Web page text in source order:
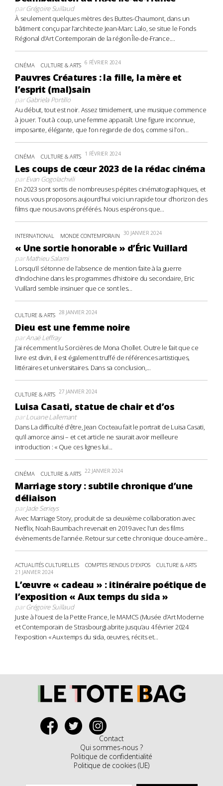
parGrégoire Suillaud
À seulement quelques mètres des Buttes-Chaumont, dans un
bâtiment conçu par l’architecte Jean-Marc Lalo, se situe le Fonds
Régional d’Art Contemporain de la région Île-de-France....
CINÉMA CULTURE & ARTS 6 FÉVRIER 2024
Pauvres Créatures : la fille, la mère et
l’esprit (mal)sain
parGabriela Portillo
Au début, tout est noir. Assez timidement, une musique commence
à jouer. Tout à coup, une femme apparaît. Une figure inconnue,
imposante, élégante, que l’on regarde de dos, comme si l’on...
CINÉMA CULTURE & ARTS 1 FÉVRIER 2024
Les coups de cœur 2023 de la rédac cinéma
parEvan Gogolachvili
En 2023 sont sortis de nombreuses pépites cinématographiques, et
nous vous proposons aujourd’hui voici un rapide tour d’horizon des
films que nous avons préférés. Nous espérons que...
INTERNATIONAL MONDE CONTEMPORAIN 30 JANVIER 2024
« Une sortie honorable » d’Éric Vuillard
parMathieu Salami
Lorsqu’il s’étonne de l’absence de mention faite à la guerre
d’Indochine dans les programmes d’histoire du secondaire, Eric
Vuillard semble insinuer que ce sont les...
CULTURE & ARTS 28 JANVIER 2024
Dieu est une femme noire
parAnaë Leffray
J’ai récemment lu Sorcières de Mona Chollet. Outre le fait que ce
livre est divin, il est également truffé de références artistiques,
littéraires et universitaires. Dans sa conclusion,...
CULTURE & ARTS 27 JANVIER 2024
Luisa Casati, statue de chair et d’os
parLouane Lallemant
Dans La difficulté d’être, Jean Cocteau fait le portrait de Luisa Casati,
qu’il amorce ainsi – et cet article ne saurait avoir meilleure
introduction : « Que ces lignes lui...
CINÉMA CULTURE & ARTS 22 JANVIER 2024
Marriage story : subtile chronique d’une
déliaison
parJade Serieys
Avec Marriage Story, produit de sa deuxième collaboration avec
Netflix, Noah Baumbach revenait en 2019 avec l’un des films
évènements de l’année. Retour sur cette chronique douce-amère...
ACTUALITÉS CULTURELLES COMPTES RENDUS D'EXPOS CULTURE & ARTS
21 JANVIER 2024
L’œuvre « cadeau » : itinéraire poétique de
l’exposition « Aux temps du sida »
parGrégoire Suillaud
Juste à l’ouest de la Petite France, le MAMCS (Musée d’Art Moderne
et Contemporain de Strasbourg) abrite jusqu’au 4 février 2024
l’exposition « Aux temps du sida, œuvres, récits et...
Contact
Qui sommes-nous ?
Politique de confidentialité
Politique de cookies (UE)